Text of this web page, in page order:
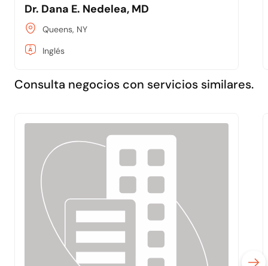
Dr. Dana E. Nedelea, MD
Queens, NY
Inglés
Consulta negocios con servicios similares.